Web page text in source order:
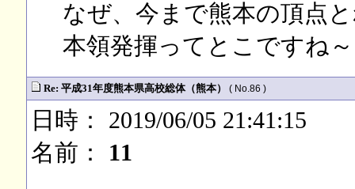
なぜ、今まで熊本の頂点
本領発揮ってとこですね
Re: 平成31年度熊本県高校総体（熊本） ( No.86 )
日時： 2019/06/05 21:41:15
名前： 11